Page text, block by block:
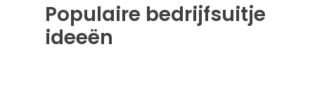
Populaire bedrijfsuitje
ideeën